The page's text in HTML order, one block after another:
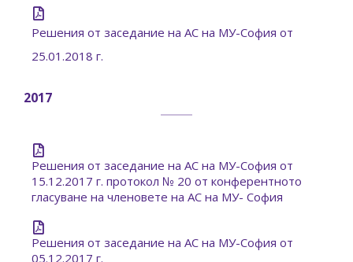
Решения от заседание на АС на МУ-София от
25.01.2018 г.
2017
Решения от заседание на АС на МУ-София от
15.12.2017 г. протокол № 20 от конферентното
гласуване на членовете на АС на МУ- София
Решения от заседание на АС на МУ-София от
05.12.2017 г.